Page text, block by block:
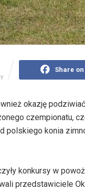
Share
okazję
czempionatu,
polskiego konia
konkursy w
przedstawiciele